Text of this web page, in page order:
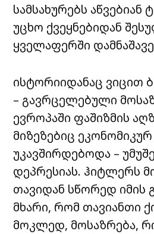
სამსახურებს
უცხო ქვეყნებიდან
ყველაფერში
ისტორიიდანაც ვიცით
– გავრცელებული
ევროპაში ფაშიზმის
მიზეზებიც
უკავშირდებოდა –
დეპრესიას. ჰიტლერს
თავიდან სწორედ იმის
მხარი, რომ თავიანთი
მოკლედ, მოსაზრება,